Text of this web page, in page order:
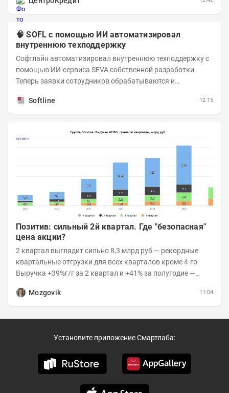
🧠 SOFL с помощью ИИ автоматизировал
внутреннюю техподдержку
Софтлайн автоматизировал внутреннюю техподдержку с
помощью ИИ-сервиса SEVA собственной разработки.
Теперь заявки сотрудников обрабатываются и
и... Softline 12:15
Позитив: сильный 2й квартал. Где "безопасная"
цена акции?
2 квартал выглядит сильно 8,3 млрд руб — рекордные
квартальные отгрузки для всех кварталов кроме 4-го
Выручка +39%г/г за 2 квартал и +41% за полугодие —
Mozgovik
11:04
Установите приложение Смартлаба: